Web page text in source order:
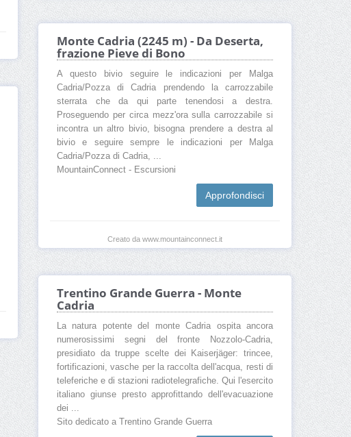
Monte Cadria (2245 m) - Da Deserta,
frazione Pieve di Bono
A questo bivio seguire le indicazioni per Malga
Cadria/Pozza di Cadria prendendo la carrozzabile
sterrata che da qui parte tenendosi a destra.
Proseguendo per circa mezz'ora sulla carrozzabile si
incontra un altro bivio, bisogna prendere a destra al
bivio e seguire sempre le indicazioni per Malga
Cadria/Pozza di Cadria, ...
MountainConnect - Escursioni
Approfondisci
Creato da www.mountainconnect.it
Trentino Grande Guerra - Monte
Cadria
La natura potente del monte Cadria ospita ancora
numerosissimi segni del fronte Nozzolo-Cadria,
presidiato da truppe scelte dei Kaiserjäger: trincee,
fortificazioni, vasche per la raccolta dell'acqua, resti di
teleferiche e di stazioni radiotelegrafiche. Qui l'esercito
italiano giunse presto approfittando dell'evacuazione
dei ...
Sito dedicato a Trentino Grande Guerra